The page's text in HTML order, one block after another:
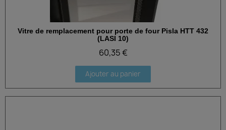
Aperçu rapide
Vitre de remplacement pour porte de four Pisla HTT 432
(LASI 10)
60,35 €
Ajouter au panier